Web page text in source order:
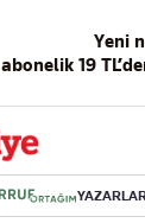
Yeni
abonelik 19